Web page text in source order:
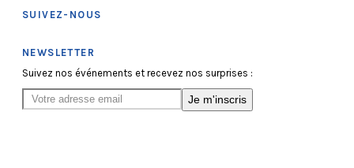
SUIVEZ-NOUS
NEWSLETTER
Suivez nos événements et recevez nos surprises :
Je m'inscris